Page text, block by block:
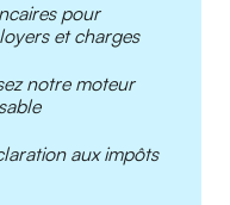
pour
et charges
notre moteur
aux impôts